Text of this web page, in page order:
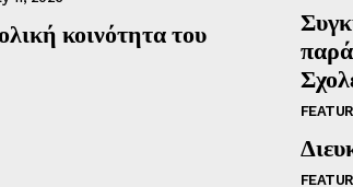
κοινότητα του